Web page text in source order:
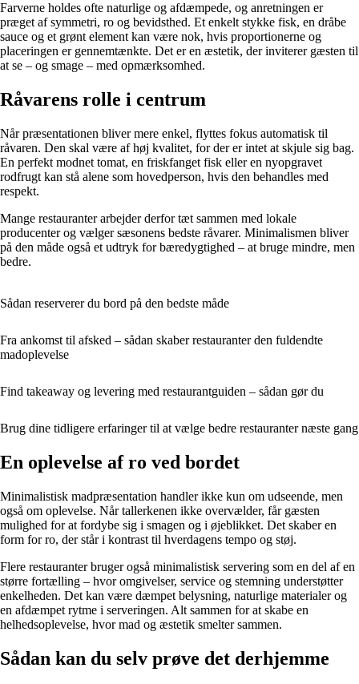
Farverne holdes ofte naturlige og afdæmpede, og anretningen er
præget af symmetri, ro og bevidsthed. Et enkelt stykke fisk, en dråbe
sauce og et grønt element kan være nok, hvis proportionerne og
placeringen er gennemtænkte. Det er en æstetik, der inviterer gæsten til
at se – og smage – med opmærksomhed.
Råvarens rolle i centrum
Når præsentationen bliver mere enkel, flyttes fokus automatisk til
råvaren. Den skal være af høj kvalitet, for der er intet at skjule sig bag.
En perfekt modnet tomat, en friskfanget fisk eller en nyopgravet
rodfrugt kan stå alene som hovedperson, hvis den behandles med
respekt.
Mange restauranter arbejder derfor tæt sammen med lokale
producenter og vælger sæsonens bedste råvarer. Minimalismen bliver
på den måde også et udtryk for bæredygtighed – at bruge mindre, men
bedre.
Sådan reserverer du bord på den bedste måde
Fra ankomst til afsked – sådan skaber restauranter den fuldendte
madoplevelse
Find takeaway og levering med restaurantguiden – sådan gør du
Brug dine tidligere erfaringer til at vælge bedre restauranter næste gang
En oplevelse af ro ved bordet
Minimalistisk madpræsentation handler ikke kun om udseende, men
også om oplevelse. Når tallerkenen ikke overvælder, får gæsten
mulighed for at fordybe sig i smagen og i øjeblikket. Det skaber en
form for ro, der står i kontrast til hverdagens tempo og støj.
Flere restauranter bruger også minimalistisk servering som en del af en
større fortælling – hvor omgivelser, service og stemning understøtter
enkelheden. Det kan være dæmpet belysning, naturlige materialer og
en afdæmpet rytme i serveringen. Alt sammen for at skabe en
helhedsoplevelse, hvor mad og æstetik smelter sammen.
Sådan kan du selv prøve det derhjemme